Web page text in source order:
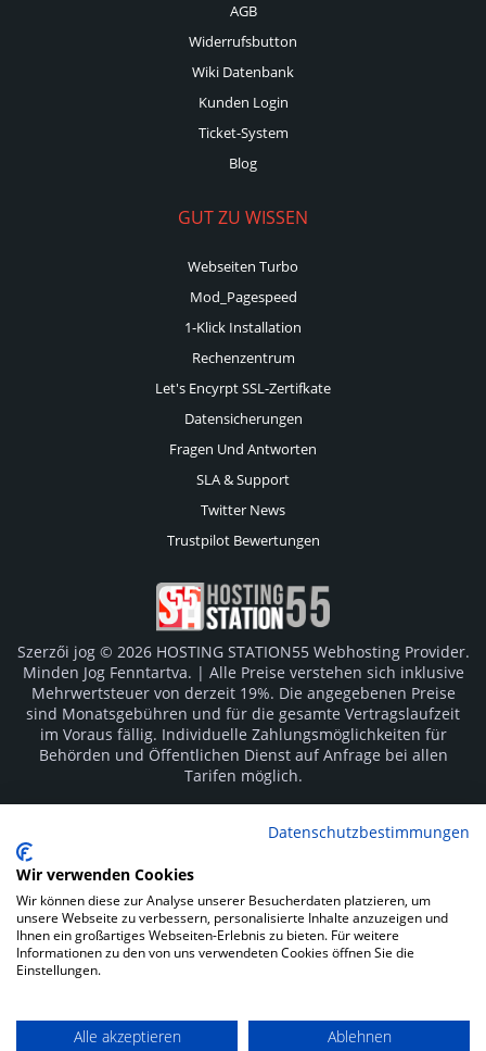
AGB
Widerrufsbutton
Wiki Datenbank
Kunden Login
Ticket-System
Blog
GUT ZU WISSEN
Webseiten Turbo
Mod_Pagespeed
1-Klick Installation
Rechenzentrum
Let's Encyrpt SSL-Zertifkate
Datensicherungen
Fragen Und Antworten
SLA & Support
Twitter News
Trustpilot Bewertungen
Szerzői jog © 2026 HOSTING STATION55 Webhosting Provider.
Minden Jog Fenntartva. | Alle Preise verstehen sich inklusive
Mehrwertsteuer von derzeit 19%. Die angegebenen Preise
sind Monatsgebühren und für die gesamte Vertragslaufzeit
im Voraus fällig. Individuelle Zahlungsmöglichkeiten für
Behörden und Öffentlichen Dienst auf Anfrage bei allen
Tarifen möglich.
Hersteller. Irrtümer vorbehalten.
SOCIAL MEDIA
Datenschutzbestimmungen
Wir verwenden Cookies
Wir können diese zur Analyse unserer Besucherdaten platzieren, um
unsere Webseite zu verbessern, personalisierte Inhalte anzuzeigen und
Ihnen ein großartiges Webseiten-Erlebnis zu bieten. Für weitere
Informationen zu den von uns verwendeten Cookies öffnen Sie die
Einstellungen.
Alle akzeptieren Ablehnen